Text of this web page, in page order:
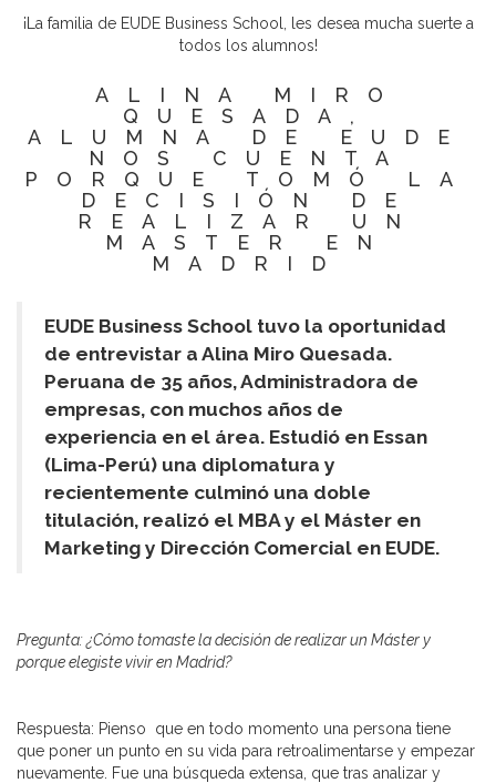
¡La familia de EUDE Business School, les desea mucha suerte a
todos los alumnos!
ALINA MIRO
QUESADA,
ALUMNA DE EUDE
NOS CUENTA
PORQUE TOMÓ LA
DECISIÓN DE
REALIZAR UN
MASTER EN
MADRID
EUDE Business School tuvo la oportunidad
de entrevistar a Alina Miro Quesada.
Peruana de 35 años, Administradora de
empresas, con muchos años de
experiencia en el área. Estudió en Essan
(Lima-Perú) una diplomatura y
recientemente culminó una doble
titulación, realizó el MBA y el Máster en
Marketing y Dirección Comercial en EUDE.
Pregunta: ¿Cómo tomaste la decisión de realizar un Máster y
porque elegiste vivir en Madrid?
Respuesta: Pienso que en todo momento una persona tiene
que poner un punto en su vida para retroalimentarse y empezar
nuevamente. Fue una búsqueda extensa, que tras analizar y